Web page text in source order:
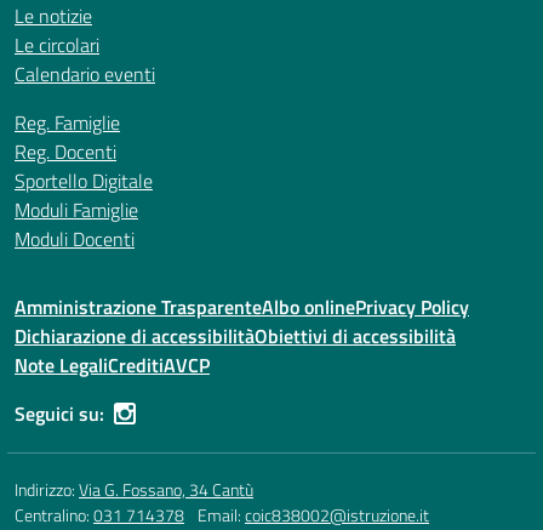
Le notizie
Le circolari
Calendario eventi
Reg. Famiglie
Reg. Docenti
Sportello Digitale
Moduli Famiglie
Moduli Docenti
Amministrazione TrasparenteAlbo onlinePrivacy Policy
Dichiarazione di accessibilitàObiettivi di accessibilità
Note LegaliCreditiAVCP
Seguici su:
Indirizzo:Via G. Fossano, 34 Cantù
Centralino:031 714378 Email:coic838002@istruzione.it